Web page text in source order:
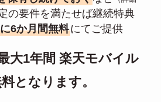
の要件を満たせば継続特典
6か月間無料にてご提供
大1年間 楽天モバイル
となります。